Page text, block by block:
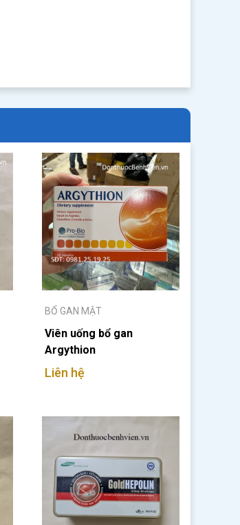
BỔ GAN MẬT
Viên uống bổ gan
Argythion
Liên hệ